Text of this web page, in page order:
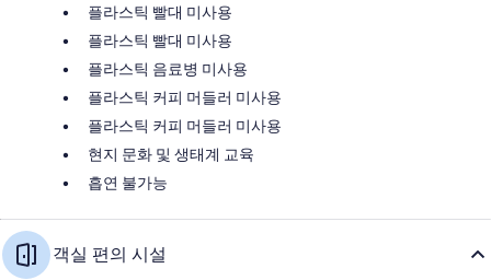
플라스틱 빨대 미사용
플라스틱 빨대 미사용
플라스틱 음료병 미사용
플라스틱 커피 머들러 미사용
플라스틱 커피 머들러 미사용
현지 문화 및 생태계 교육
흡연 불가능
객실 편의 시설